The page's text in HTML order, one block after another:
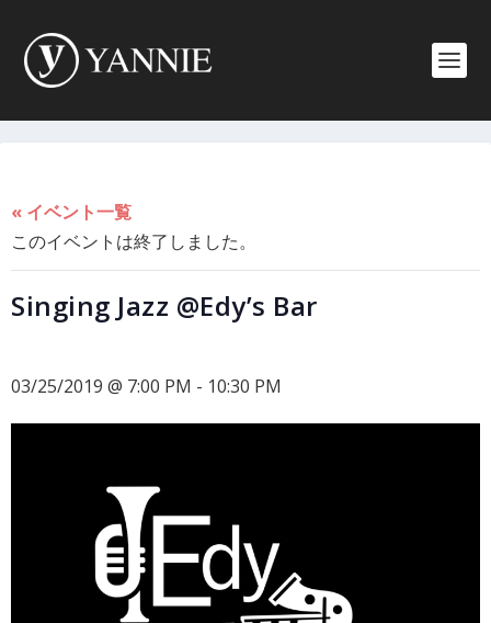
« イベント一覧
このイベントは終了しました。
Singing Jazz @Edy’s Bar
03/25/2019 @ 7:00 PM - 10:30 PM